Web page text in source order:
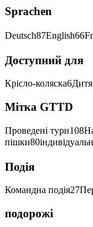
Sprachen
Deutsch87English66
Доступний для
Крісло-коляска6
Мітка GTTD
Проведені тури108
пішки80
Подія
Командна подія27
подорожі